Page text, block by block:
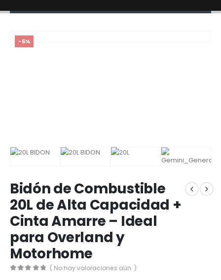
-5%
Bidón de Combustible
20L de Alta Capacidad +
Cinta Amarre – Ideal
para Overland y
Motorhome
( No hay valoraciones aún. )